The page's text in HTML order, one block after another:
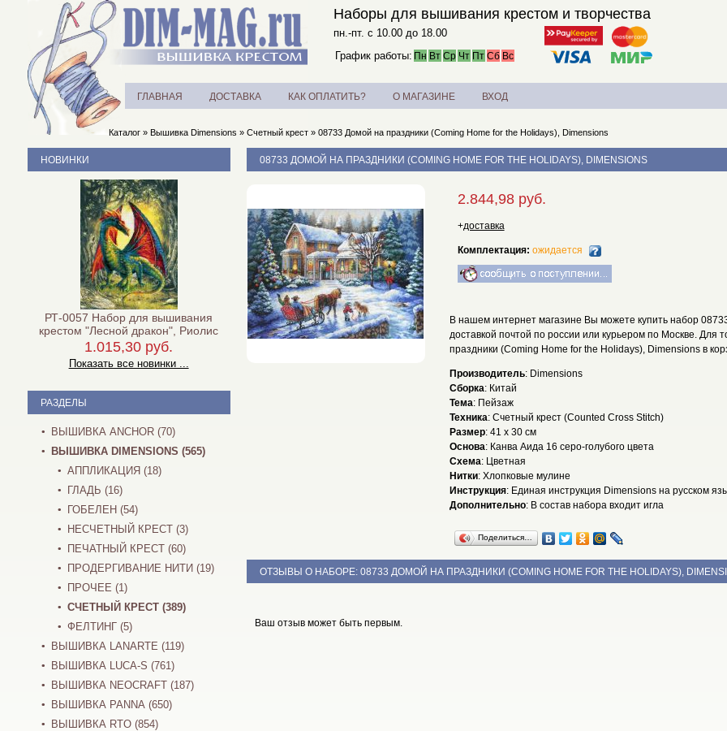
Наборы для вышивания крестом и творчества
пн.-пт. с 10.00 до 18.00
График работы: Пн Вт Ср Чт Пт Сб Вс
ГЛАВНАЯ ДОСТАВКА КАК ОПЛАТИТЬ? О МАГАЗИНЕ ВХОД
Каталог» Вышивка Dimensions » Счетный крест» 08733 Домой на праздники (Coming Home for the Holidays), Dimensions
08733 ДОМОЙ НА ПРАЗДНИКИ (COMING HOME FOR THE HOLIDAYS), DIMENSIONS
2.844,98 руб.
+доставка
Комплектация: ожидается
В нашем интернет магазине Вы можете купить набор
доставкой почтой по россии или курьером по Москве. Для
праздники (Coming Home for the Holidays), Dimensions в
Производитель: Dimensions
Сборка: Китай
Тема: Пейзаж
Техника: Счетный крест (Counted Cross Stitch)
Размер: 41 x 30 см
Основа: Канва Аида 16 серо-голубого цвета
Схема: Цветная
Нитки: Хлопковые мулине
Инструкция: Единая инструкция Dimensions на русском
Дополнительно: В состав набора входит игла
Поделиться…
ОТЗЫВЫ О НАБОРЕ: 08733 ДОМОЙ НА ПРАЗДНИКИ (COMING HOME FOR THE HOLIDAYS),
Ваш отзыв может быть первым.
НОВИНКИ
РТ-0057 Набор для вышивания
крестом "Лесной дракон", Риолис
1.015,30 руб.
Показать все новинки ...
РАЗДЕЛЫ
ВЫШИВКА ANCHOR (70)
ВЫШИВКА DIMENSIONS (565)
АППЛИКАЦИЯ (18)
ГЛАДЬ (16)
ГОБЕЛЕН (54)
НЕСЧЕТНЫЙ КРЕСТ (3)
ПЕЧАТНЫЙ КРЕСТ (60)
ПРОДЕРГИВАНИЕ НИТИ (19)
ПРОЧЕЕ (1)
СЧЕТНЫЙ КРЕСТ (389)
ФЕЛТИНГ (5)
ВЫШИВКА LANARTE (119)
ВЫШИВКА LUCA-S (761)
ВЫШИВКА NEOCRAFT (187)
ВЫШИВКА PANNA (650)
ВЫШИВКА RTO (854)